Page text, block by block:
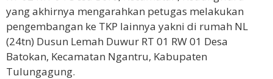
yang akhirnya mengarahkan petugas melakukan
pengembangan ke TKP lainnya yakni di rumah NL
(24tn) Dusun Lemah Duwur RT 01 RW 01 Desa
Batokan, Kecamatan Ngantru, Kabupaten
Tulungagung.